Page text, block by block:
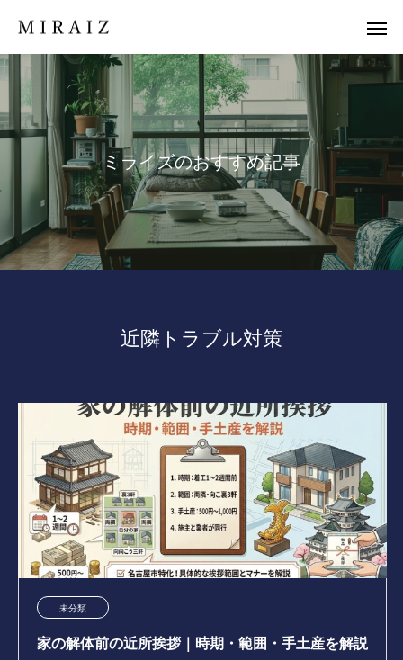
ミ ライズのおすすめ記事
近隣トラブル対策
未分類
家の解体前の近所挨拶｜時期・範囲・手土産を解説